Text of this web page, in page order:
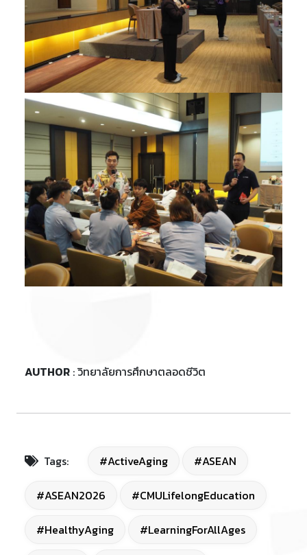
AUTHOR : วิทยาลัยการศึกษาตลอดชีวิต
Tags: #ActiveAging #ASEAN
#ASEAN2026 #CMULifelongEducation
#HealthyAging #LearningForAllAges